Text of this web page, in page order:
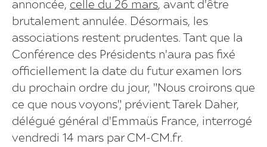
annoncée, celle du 26 mars, avant d'être
brutalement annulée. Désormais, les
associations restent prudentes. Tant que la
Conférence des Présidents n'aura pas fixé
officiellement la date du futur examen lors
du prochain ordre du jour, "Nous croirons que
ce que nous voyons", prévient Tarek Daher,
délégué général d'Emmaüs France, interrogé
vendredi 14 mars par CM-CM.fr.